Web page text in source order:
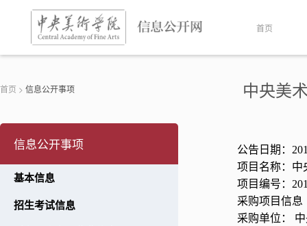
首页
首页 > 信息公开事项
信息公开事项
基本信息
招生考试信息
中央美
公告日期：
项目名称：中
项目编号：
采购项目信息
采购单位：